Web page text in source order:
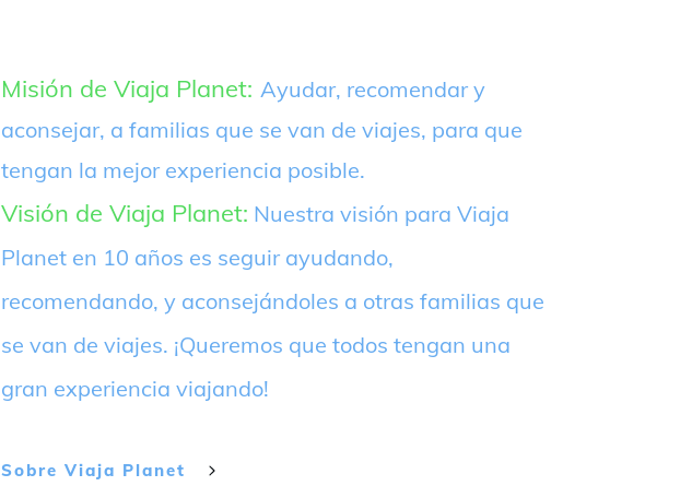
Misión de Viaja Planet: Ayudar, recomendar y
aconsejar, a familias que se van de viajes, para que
tengan la mejor experiencia posible.
Visión de Viaja Planet: Nuestra visión para Viaja
Planet en 10 años es seguir ayudando,
recomendando, y aconsejándoles a otras familias que
se van de viajes. ¡Queremos que todos tengan una
gran experiencia viajando!
Sobre Viaja Planet